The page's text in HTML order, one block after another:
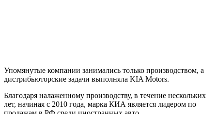
Упомянутые компании занимались только производством, а
дистрибьюторские задачи выполняла KIA Motors.
Благодаря налаженному производству, в течение нескольких
лет, начиная с 2010 года, марка КИА является лидером по